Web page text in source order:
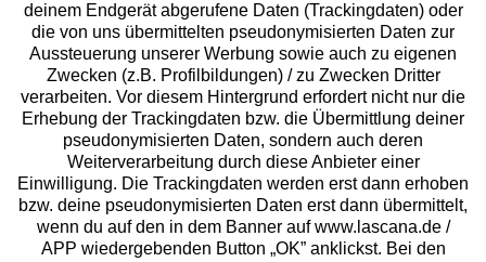
Services
Beratung
Über uns
Rechtliches
deinem Endgerät abgerufene Daten (Trackingdaten) oder
die von uns übermittelten pseudonymisierten Daten zur
Aussteuerung unserer Werbung sowie auch zu eigenen
Zwecken (z.B. Profilbildungen) / zu Zwecken Dritter
verarbeiten. Vor diesem Hintergrund erfordert nicht nur die
Erhebung der Trackingdaten bzw. die Übermittlung deiner
pseudonymisierten Daten, sondern auch deren
Weiterverarbeitung durch diese Anbieter einer
Einwilligung. Die Trackingdaten werden erst dann erhoben
bzw. deine pseudonymisierten Daten erst dann übermittelt,
wenn du auf den in dem Banner auf www.lascana.de /
APP wiedergebenden Button „OK” anklickst. Bei den